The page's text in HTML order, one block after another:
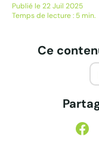
découverte 100%
Au programme : De
Publié le 22 Juil 2025
Temps de lecture : 5 min.
Ce